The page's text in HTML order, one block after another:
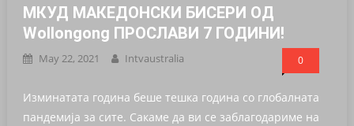
МКУД МАКЕДОНСКИ БИСЕРИ ОД
Wollongong ПРОСЛАВИ 7 ГОДИНИ!
May 22, 2021 Intvaustralia 0
Изминатата година беше тешка година со глобалната
пандемија за сите. Сакаме да ви се заблагодариме на